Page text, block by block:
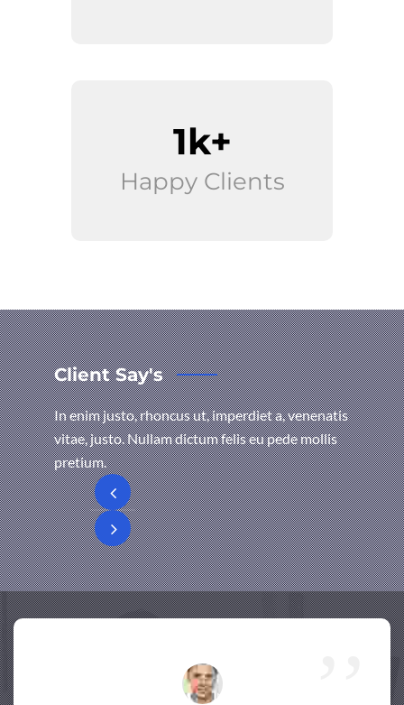
2k+
Happy Clients
Client Say's
In enim justo, rhoncus ut, imperdiet a, venenatis
vitae, justo. Nullam dictum felis eu pede mollis
pretium.